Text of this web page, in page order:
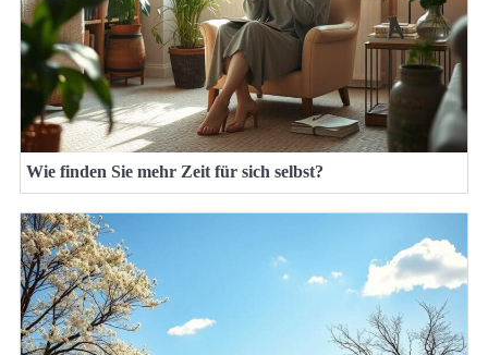
Wie finden Sie mehr Zeit für sich selbst?